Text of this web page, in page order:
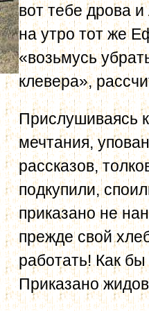
вот тебе дрова
на утро тот же
«возьмусь
клевера»,
Прислушиваясь
мечтания,
рассказов,
подкупили,
приказано не
прежде свой
работать! Как
Приказано